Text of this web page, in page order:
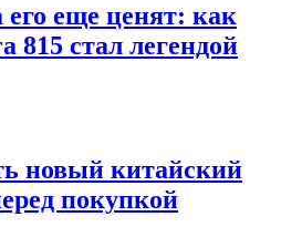
его еще ценят: как
815 стал легендой
новый китайский
покупкой